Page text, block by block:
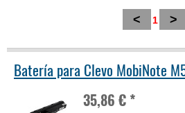
< 1 >
Batería para Clevo MobiNote
35,86 € *